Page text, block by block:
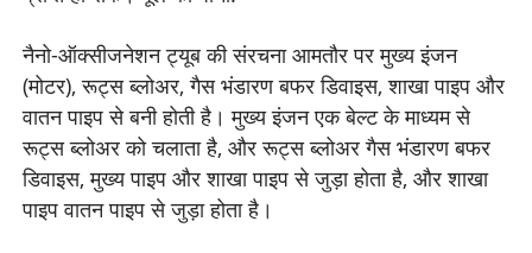
नैनो-ऑक्सीजनेशन ट्यूब की संरचना आमतौर पर मुख्य इंजन
(मोटर), रूट्स ब्लोअर, गैस भंडारण बफर डिवाइस, शाखा पाइप और
वातन पाइप से बनी होती है। मुख्य इंजन एक बेल्ट के माध्यम से
रूट्स ब्लोअर को चलाता है, और रूट्स ब्लोअर गैस भंडारण बफर
डिवाइस, मुख्य पाइप और शाखा पाइप से जुड़ा होता है, और शाखा
पाइप वातन पाइप से जुड़ा होता है।